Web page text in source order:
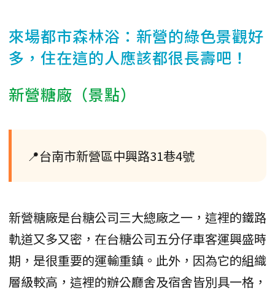
來場都市森林浴：新營的綠色景觀好
多，住在這的人應該都很長壽吧！
新營糖廠（景點）
📍台南市新營區中興路31巷4號
新營糖廠是台糖公司三大總廠之一，這裡的鐵路
軌道又多又密，在台糖公司五分仔車客運興盛時
期，是很重要的運輸重鎮。此外，因為它的組織
層級較高，這裡的辦公廳舍及宿舍皆別具一格，